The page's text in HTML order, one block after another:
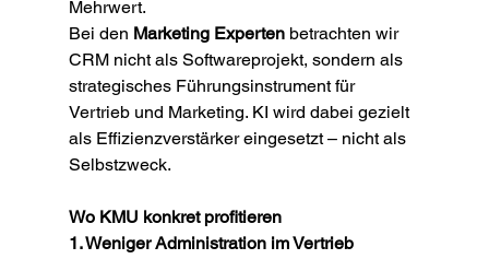
Mehrwert.
Bei den Marketing Experten betrachten wir
CRM nicht als Softwareprojekt, sondern als
strategisches Führungsinstrument für
Vertrieb und Marketing. KI wird dabei gezielt
als Effizienzverstärker eingesetzt – nicht als
Selbstzweck.
Wo KMU konkret profitieren
1. Weniger Administration im Vertrieb